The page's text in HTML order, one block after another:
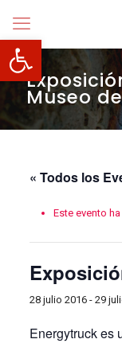
Abrir barra de
Museo
« Todos los
Este evento
28 julio 2016- 29
Energytruck es